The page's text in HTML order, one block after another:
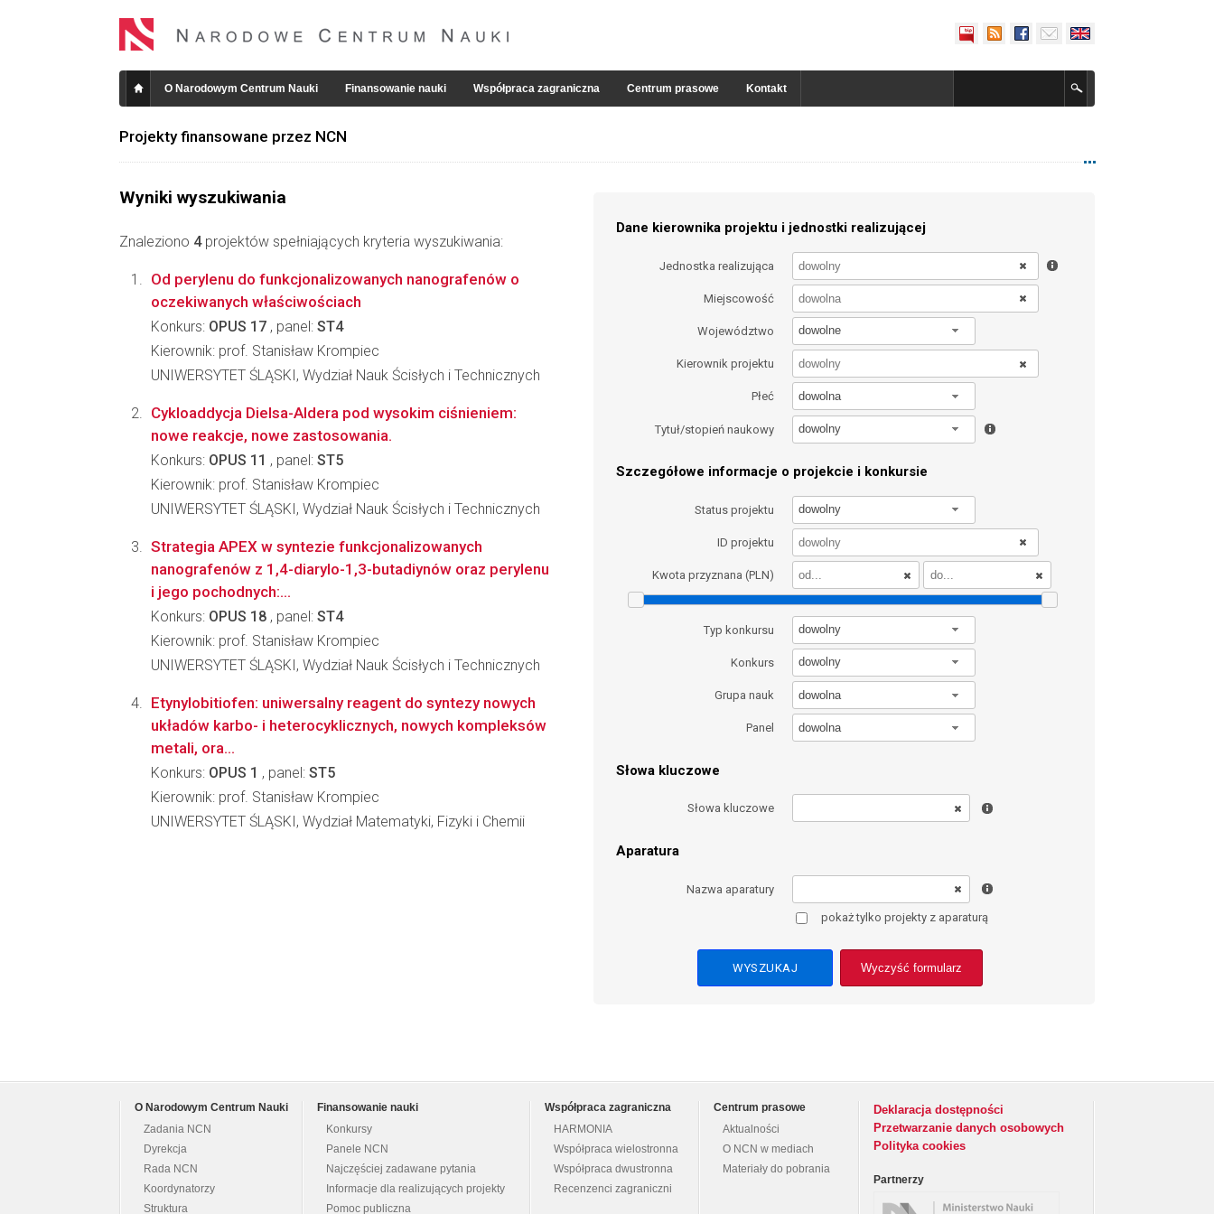
O Narodowym Centrum Nauki Finansowanie nauki Współpraca zagraniczna Centrum prasowe Kontakt
Projekty finansowane przez NCN
Wyniki wyszukiwania
Znaleziono 4projektów spełniających kryteria wyszukiwania:
Dane kierownika projektu i jednostki realizującej
Jednostka realizująca
Miejscowość
Województwo dowolne
Kierownik projektu
Płeć dowolna
Tytuł/stopień naukowy dowolny
Szczegółowe informacje o projekcie i konkursie
Status projektu dowolny
ID projektu
Kwota przyznana (PLN)
Typ konkursu dowolny
Konkurs dowolny
Grupa nauk dowolna
Panel dowolna
Słowa kluczowe
Słowa kluczowe
Aparatura
Nazwa aparatury
pokaż tylko projekty z aparaturą
Wyczyść formularz
Od perylenu do funkcjonalizowanych nanografenów o
oczekiwanych właściwościach
Konkurs: OPUS 17 , panel: ST4
Kierownik: prof. Stanisław Krompiec
UNIWERSYTET ŚLĄSKI, Wydział Nauk Ścisłych i Technicznych
Cykloaddycja Dielsa-Aldera pod wysokim ciśnieniem:
nowe reakcje, nowe zastosowania.
Konkurs: OPUS 11 , panel: ST5
Kierownik: prof. Stanisław Krompiec
UNIWERSYTET ŚLĄSKI, Wydział Nauk Ścisłych i Technicznych
Strategia APEX w syntezie funkcjonalizowanych
nanografenów z 1,4-diarylo-1,3-butadiynów oraz perylenu
i jego pochodnych:...
Konkurs: OPUS 18 , panel: ST4
Kierownik: prof. Stanisław Krompiec
UNIWERSYTET ŚLĄSKI, Wydział Nauk Ścisłych i Technicznych
Etynylobitiofen: uniwersalny reagent do syntezy nowych
układów karbo- i heterocyklicznych, nowych kompleksów
metali, ora...
Konkurs: OPUS 1 , panel: ST5
Kierownik: prof. Stanisław Krompiec
UNIWERSYTET ŚLĄSKI, Wydział Matematyki, Fizyki i Chemii
O Narodowym Centrum Nauki
Zadania NCN
Dyrekcja
Rada NCN
Koordynatorzy
Struktura
Finansowanie nauki
Konkursy
Panele NCN
Najczęściej zadawane pytania
Informacje dla realizujących projekty
Pomoc publiczna
Współpraca zagraniczna
HARMONIA
Współpraca wielostronna
Współpraca dwustronna
Recenzenci zagraniczni
Centrum prasowe
Aktualności
O NCN w mediach
Materiały do pobrania
Deklaracja dostępności
Przetwarzanie danych osobowych
Polityka cookies
Partnerzy